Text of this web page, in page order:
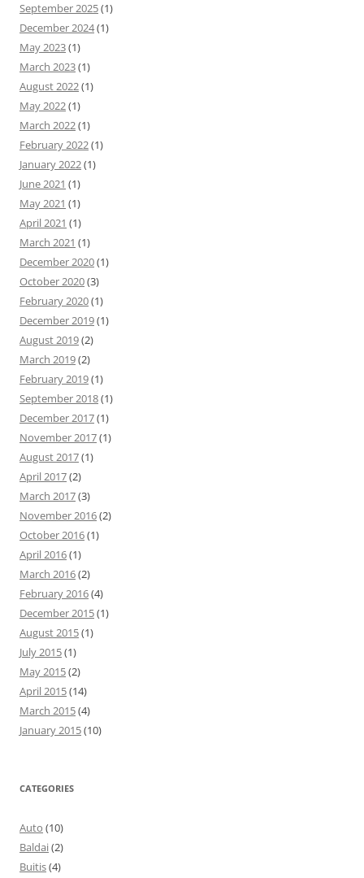
September 2025(1)
December 2024(1)
May 2023(1)
March 2023(1)
August 2022(1)
May 2022(1)
March 2022(1)
February 2022(1)
January 2022(1)
June 2021 (1)
May 2021 (1)
April 2021 (1)
March 2021 (1)
December 2020(1)
October 2020(3)
February 2020(1)
December 2019(1)
August 2019(2)
March 2019(2)
February 2019(1)
September 2018(1)
December 2017(1)
November 2017(1)
August 2017(1)
April 2017(2)
March 2017(3)
November 2016(2)
October 2016(1)
April 2016(1)
March 2016(2)
February 2016(4)
December 2015(1)
August 2015(1)
July 2015(1)
May 2015(2)
April 2015(14)
March 2015(4)
January 2015(10)
CATEGORIES
Auto (10)
Baldai(2)
Buitis(4)